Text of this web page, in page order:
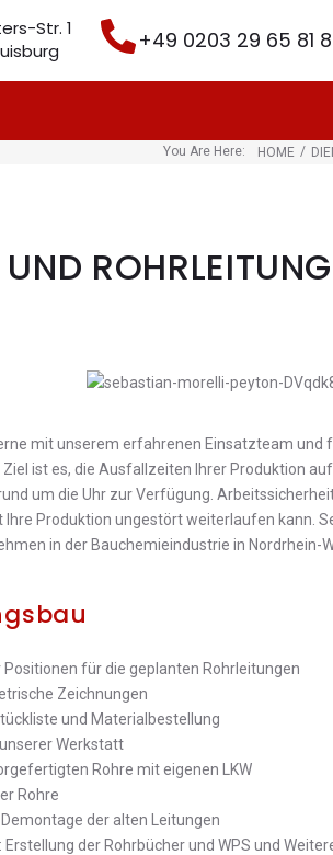
Str. 1
+49 0203 29 65 81
You Are Here: HOME /
mit unserem erfahrenen Einsatzteam
Ziel ist es, die Ausfallzeiten Ihrer Produktion
um die Uhr zur Verfügung.
Ihre Produktion ungestört weiterlaufen kann.
in der Bauchemieindustrie in
für die geplanten Rohrleitungen
Zeichnungen
und Materialbestellung
Werkstatt
Rohre mit eigenen LKW
Rohre
der alten Leitungen
der Rohrbücher und WPS und